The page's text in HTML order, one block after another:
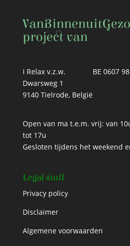
project van
I Relax v.z.w.
Dwarsweg 1
9140 Tielrode, België
BE 0607
Open van ma t.e.m. vrij: van
tot 17u
Gesloten tijdens het weekend
Legal stuff
Privacy policy
Disclaimer
Algemene voorwaarden